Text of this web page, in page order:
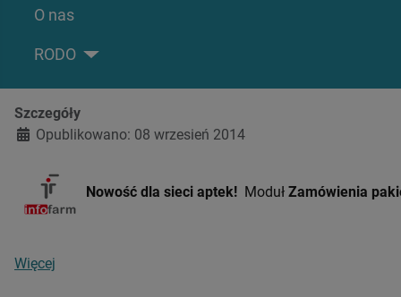
O nas
RODO
Szczegóły
Opublikowano: 08 wrzesień 2014
Nowość dla sieci aptek! Moduł Zamówienia
Więcej